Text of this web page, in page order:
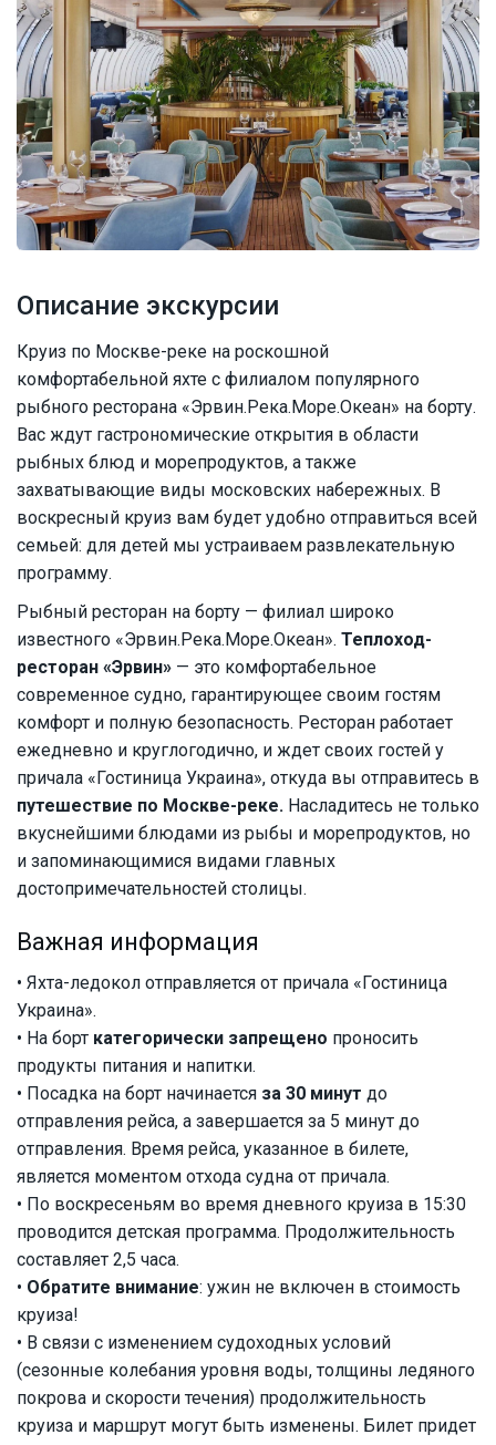
Описание экскурсии
Круиз по Москве-реке на роскошной
комфортабельной яхте с филиалом популярного
рыбного ресторана «Эрвин.Река.Море.Океан» на борту.
Вас ждут гастрономические открытия в области
рыбных блюд и морепродуктов, а также
захватывающие виды московских набережных. В
воскресный круиз вам будет удобно отправиться всей
семьей: для детей мы устраиваем развлекательную
программу.
Рыбный ресторан на борту — филиал широко
известного «Эрвин.Река.Море.Океан». Теплоход-
ресторан «Эрвин» — это комфортабельное
современное судно, гарантирующее своим гостям
комфорт и полную безопасность. Ресторан работает
ежедневно и круглогодично, и ждет своих гостей у
причала «Гостиница Украина», откуда вы отправитесь в
путешествие по Москве-реке. Насладитесь не только
вкуснейшими блюдами из рыбы и морепродуктов, но
и запоминающимися видами главных
достопримечательностей столицы.
Важная информация
• Яхта-ледокол отправляется от причала «Гостиница
Украина».
• На борт категорически запрещено проносить
продукты питания и напитки.
• Посадка на борт начинается за 30 минут до
отправления рейса, а завершается за 5 минут до
отправления. Время рейса, указанное в билете,
является моментом отхода судна от причала.
• По воскресеньям во время дневного круиза в 15:30
проводится детская программа. Продолжительность
составляет 2,5 часа.
• Обратите внимание: ужин не включен в стоимость
круиза!
• В связи с изменением судоходных условий
(сезонные колебания уровня воды, толщины ледяного
покрова и скорости течения) продолжительность
круиза и маршрут могут быть изменены. Билет придет